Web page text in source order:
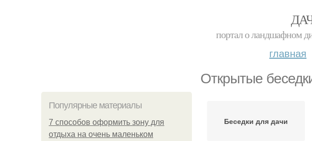
портал о ландшафном
главная
Открытые
Популярные материалы
7 способов оформить зону для
отдыха на очень маленьком
Беседки для дачи